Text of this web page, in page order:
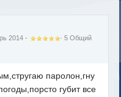
2014 - ·5 Общий
паролон,гну
губит все